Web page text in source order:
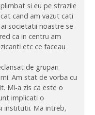
si eu pe strazile
cand am vazut cati
societatii noastre se
ca in centru am
etc ce faceau
de grupari
Am stat de vorba cu
Mi-a zis ca este o
implicati o
institutii. Ma intreb,